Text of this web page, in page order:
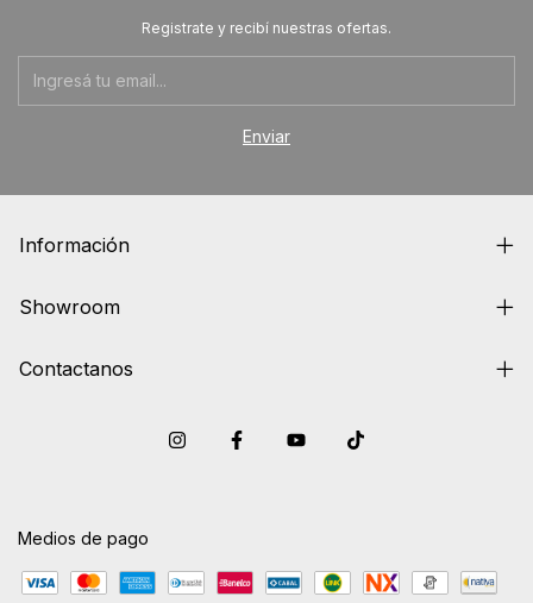
Registrate y recibí nuestras ofertas.
Información
Showroom
Contactanos
Medios de pago